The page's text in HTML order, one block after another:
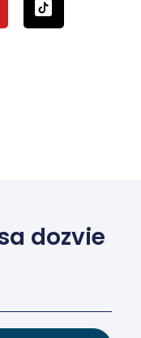
dozvie